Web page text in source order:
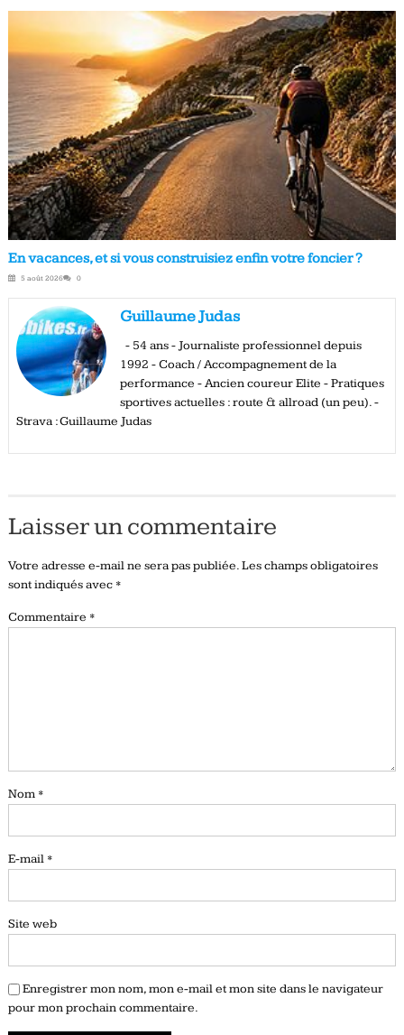
En vacances, et si vous construisiez enfin votre foncier ?
5 août 2026 0
Guillaume Judas
- 54 ans - Journaliste professionnel depuis
1992 - Coach / Accompagnement de la
performance - Ancien coureur Elite - Pratiques
sportives actuelles : route & allroad (un peu). -
Strava : Guillaume Judas
Laisser un commentaire
Votre adresse e-mail ne sera pas publiée.Les champs obligatoires
sont indiqués avec *
Commentaire *
Nom *
E-mail *
Site web
Enregistrer mon nom, mon e-mail et mon site dans le navigateur
pour mon prochain commentaire.